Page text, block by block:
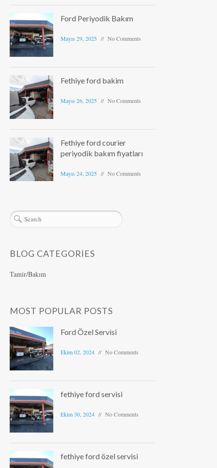
Ford Periyodik Bakım
Mayıs 29, 2025 No Comments
Fethiye ford bakim
Mayıs 26, 2025 No Comments
Fethiye ford courier
periyodik bakım fiyatları
Mayıs 24, 2025 No Comments
BLOG CATEGORIES
Tamir/Bakım
MOST POPULAR POSTS
Ford Özel Servisi
Ekim 02, 2024 No Comments
fethiye ford servisi
Ekim 30, 2024 No Comments
fethiye ford özel servisi